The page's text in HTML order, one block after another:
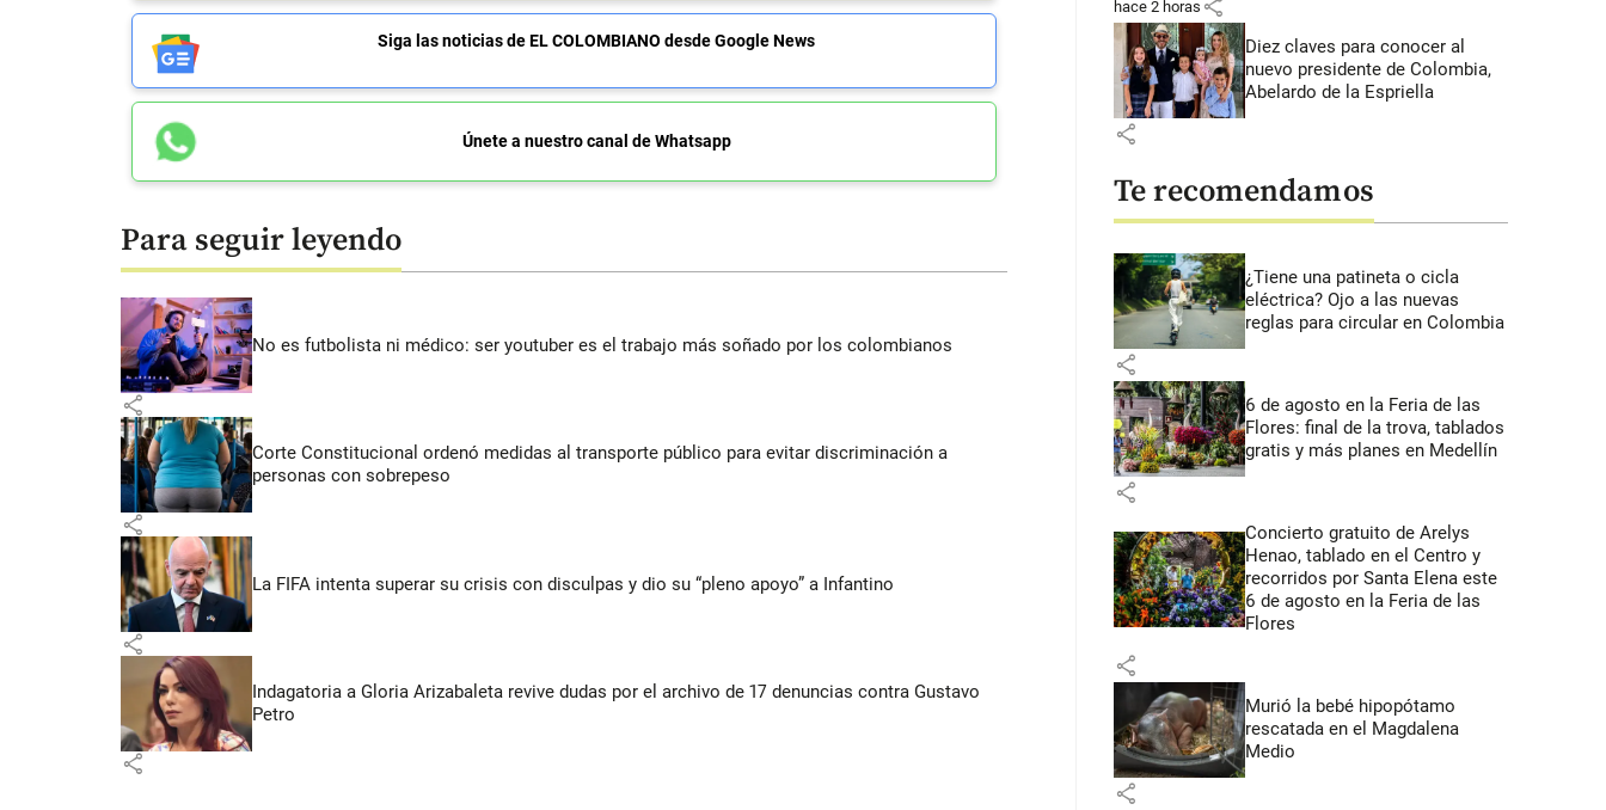
Siga las noticias de EL COLOMBIANO desde Google News
Únete a nuestro canal de Whatsapp
Para seguir leyendo
No es futbolista ni médico: ser youtuber es el trabajo más soñado por los colombianos
share
Corte Constitucional ordenó medidas al transporte público para evitar discriminación a
personas con sobrepeso
share
La FIFA intenta superar su crisis con disculpas y dio su “pleno apoyo” a Infantino
share
Indagatoria a Gloria Arizabaleta revive dudas por el archivo de 17 denuncias contra Gustavo
Petro
share
hace 2 horas share
Diez claves para conocer al
nuevo presidente de Colombia,
Abelardo de la Espriella
share
Te recomendamos
¿Tiene una patineta o cicla
eléctrica? Ojo a las nuevas
reglas para circular en Colombia
share
6 de agosto en la Feria de las
Flores: final de la trova, tablados
gratis y más planes en Medellín
share
Concierto gratuito de Arelys
Henao, tablado en el Centro y
recorridos por Santa Elena este
6 de agosto en la Feria de las
Flores
share
Murió la bebé hipopótamo
rescatada en el Magdalena
Medio
share